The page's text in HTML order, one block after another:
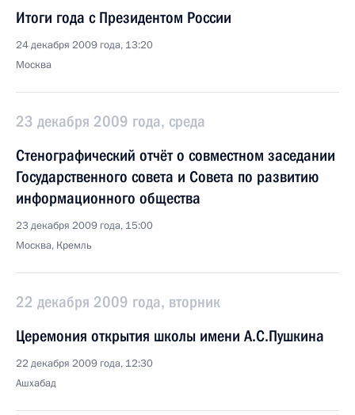
Итоги года с Президентом России
24 декабря 2009 года, 13:20
Москва
23 декабря 2009 года, среда
Стенографический отчёт о совместном заседании
Государственного совета и Совета по развитию
информационного общества
23 декабря 2009 года, 15:00
Москва, Кремль
22 декабря 2009 года, вторник
Церемония открытия школы имени А.С.Пушкина
22 декабря 2009 года, 12:30
Ашхабад